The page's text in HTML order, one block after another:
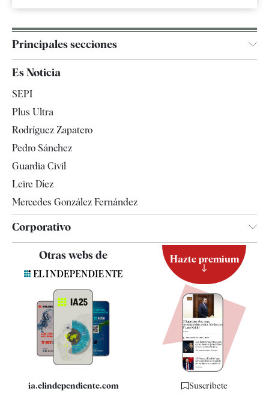
Principales secciones
España
Televisión
Es Noticia
SEPI
Plus Ultra
Rodríguez Zapatero
Pedro Sánchez
Guardia Civil
Leire Díez
Mercedes González Fernández
Corporativo
Contacto
Quiénes somos
Especificaciones
Otras webs de
ia.elindependiente.com
Hazte premium
Suscríbete